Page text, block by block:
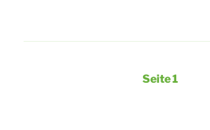
Seitennummerierung
Seite1